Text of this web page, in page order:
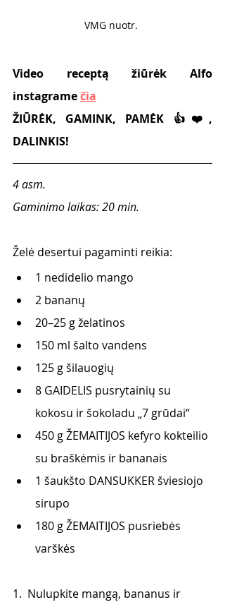
VMG nuotr.
Video receptą žiūrėk Alfo
instagrame čia
ŽIŪRĖK, GAMINK, PAMĖK 👍❤️,
DALINKIS!
4 asm.
Gaminimo laikas: 20 min.
Želė desertui pagaminti reikia:
1 nedidelio mango
2 bananų
20–25 g želatinos
150 ml šalto vandens
125 g šilauogių
8 GAIDELIS pusrytainių su
kokosu ir šokoladu „7 grūdai“
450 g ŽEMAITIJOS kefyro kokteilio
su braškėmis ir bananais
1 šaukšto DANSUKKER šviesiojo
sirupo
180 g ŽEMAITIJOS pusriebės
varškės
1.  Nulupkite mangą, bananus ir